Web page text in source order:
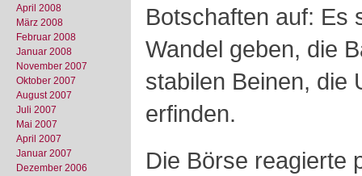
April 2008
März 2008
Februar 2008
Januar 2008
November 2007
Oktober 2007
August 2007
Juli 2007
Mai 2007
April 2007
Januar 2007
Dezember 2006
Botschaften auf: Es
Wandel geben, die
stabilen Beinen, die
erfinden.
Die Börse reagierte